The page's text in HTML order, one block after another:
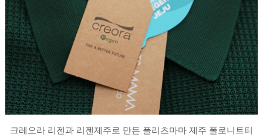
크레오라 리젠과 리젠제주로 만든 플리츠마마 제주 폴로니트티